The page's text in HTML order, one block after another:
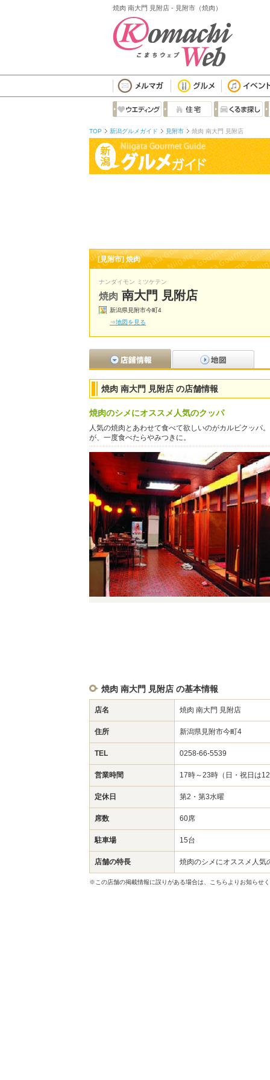
焼肉 南大門 見附店 - 見附市（焼肉）
TOP 新潟グルメガイド 見附市 焼肉 南大門 見附店
[見附市] 焼肉
ナンダイモン ミツケテン
焼肉 南大門 見附店
新潟県見附市今町4
⇒地図を見る
焼肉 南大門 見附店 の店舗情報
焼肉のシメにオススメ人気のクッパ
人気の焼肉とあわせて食べて欲しいのがカルビクッパ
が、一度食べたらやみつきに。
焼肉 南大門 見附店 の基本情報
店名 焼肉 南大門 見附店
住所 新潟県見附市今町4
TEL 0258-66-5539
営業時間 17時～23時（日・祝日は
定休日 第2・第3水曜
席数 60席
駐車場 15台
店舗の特長 焼肉のシメにオススメ人気
※この店舗の掲載情報に誤りがある場合は、こちらよりお知らせ